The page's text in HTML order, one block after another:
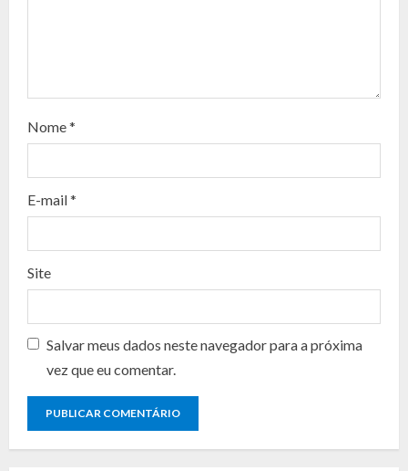
a
d
n
g
Nome*
E-mail*
Site
Salvar meus dados neste navegador para a próxima
vez que eu comentar.